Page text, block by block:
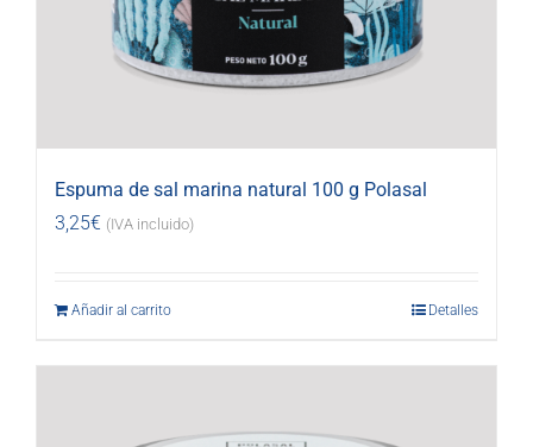
Espuma de sal marina natural 100 g Polasal
3,25€ (IVA incluido)
Añadir al carrito Detalles